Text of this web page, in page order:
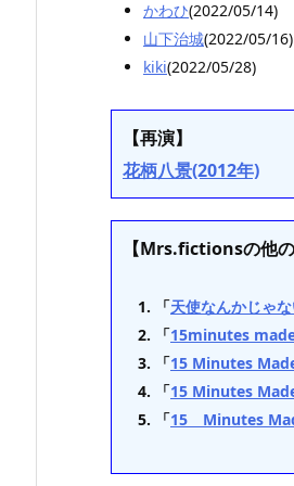
かわひ(2022/05/14)
山下治城(2022/05/16)
kiki(2022/05/28)
【再演】
花柄八景(2012年)
【Mrs.fictionsの他
「天使なんかじゃ
「15minutes
「15 Minutes
「15 Minutes
「15 Minutes